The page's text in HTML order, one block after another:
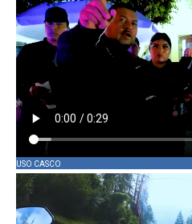
USO CASCO